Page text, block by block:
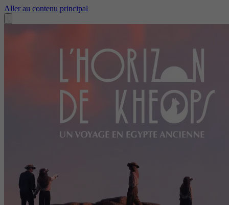
Aller au contenu principal